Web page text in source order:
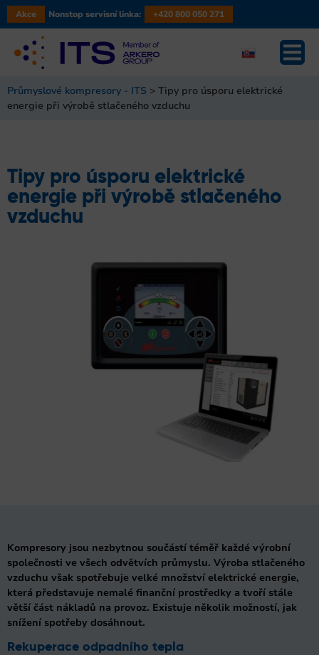
Akce Nonstop servisní linka: +420 800 050 271
Průmyslové kompresory - ITS > Tipy pro úsporu elektrické
energie při výrobě stlačeného vzduchu
Tipy pro úsporu elektrické
energie při výrobě stlačeného
vzduchu
Kompresory jsou nezbytnou součástí téměř každé výrobní
společnosti ve všech odvětvích průmyslu. Výroba stlačeného
vzduchu však spotřebuje velké množství elektrické energie,
která představuje nemalé finanční prostředky a tvoří stále
větší část nákladů na provoz. Existuje několik možností, jak
snížení spotřeby dosáhnout.
Rekuperace odpadního tepla